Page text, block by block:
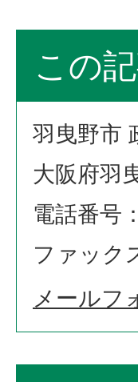
この
羽曳野市
大阪府羽
電話番号
ファック
メールフ